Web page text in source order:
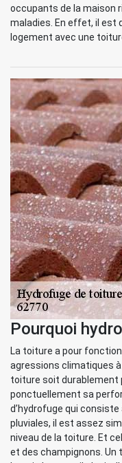
occupants de la maison
maladies. En effet, il est
logement avec une
Pourquoi
La toiture a pour
agressions climatiques à
toiture soit durablement
ponctuellement sa
d’hydrofuge qui
pluviales, il est assez
niveau de la toiture. Et
et des champignons. Un